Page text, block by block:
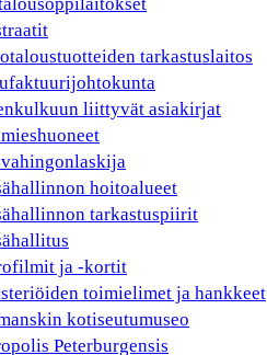
tarkastuslaitos
liittyvät asiakirjat
hoitoalueet
tarkastuspiirit
ja -kortit
toimielimet ja hankkeet
kotiseutumuseo
Peterburgensis